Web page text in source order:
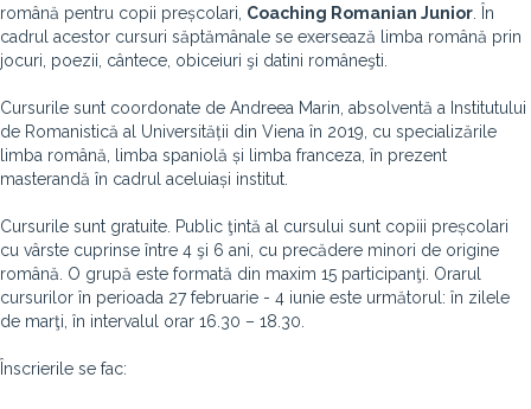
română pentru copii preșcolari, Coaching Romanian Junior . În
cadrul acestor cursuri săptămânale se exersează limba română prin
jocuri, poezii, cântece, obiceiuri şi datini româneşti.
Cursurile sunt coordonate de Andreea Marin, absolventă a Institutului
de Romanistică al Universității din Viena în 2019, cu specializările
limba română, limba spaniolă și limba franceza, în prezent
masterandă în cadrul aceluiași institut.
Cursurile sunt gratuite. Public ţintă al cursului sunt copiii preșcolari
cu vârste cuprinse între 4 şi 6 ani, cu precădere minori de origine
română. O grupă este formată din maxim 15 participanţi. Orarul
cursurilor în perioada 27 februarie - 4 iunie este următorul: în zilele
de marţi, în intervalul orar 16.30 – 18.30.
Înscrierile se fac: